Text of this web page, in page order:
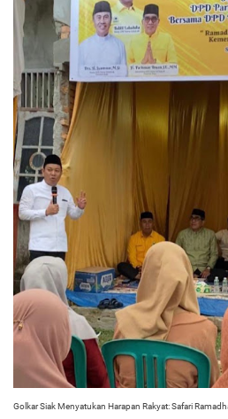
Golkar Siak Menyatukan Harapan Rakyat: Safari